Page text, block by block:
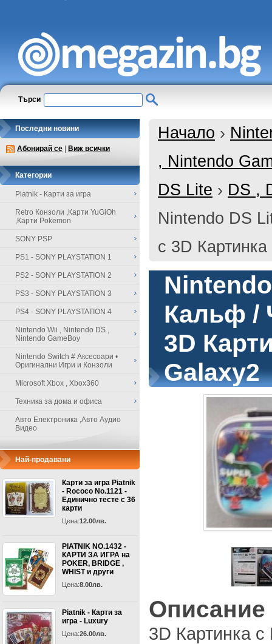
Търси
Последни новини
Абонирай се Виж всички
Категории
Piatnik - Карти за игра
Retro Конзоли ,Карти YuGiOh
,Карти Pokemon
SONY PSP
PS1 - SONY PLAYSTATION 1
PS2 - SONY PLAYSTATION 2
PS3 - SONY PLAYSTATION 3
PS4 - SONY PLAYSTATION 4
Nintendo Wii , Nintendo DS ,
Nintendo GameBoy
Nintendo Switch # Аксесоари •
Оригинални Игри и Конзоли
Microsoft Xbox , Xbox360
Техника за дома и офиса
Авто Електроника ,Авто Аудио
Видео
Най-продавани
Карти за игра Piatnik
- Rococo No.1121 -
Единично тесте с 36
карти
Цена:12.00лв.
PIATNIK NO.1432 -
КАРТИ ЗА ИГРА на
POKER, BRIDGE ,
WHIST и други
Цена:8.00лв.
Piatnik - Карти за
игра - Luxury
Цена:26.00лв.
Начало ›
, Nintendo
DS Lite › DS ,
Nintendo DS
с 3D
Кальф /
3D
Galaxy2
Описание
3D Картинка